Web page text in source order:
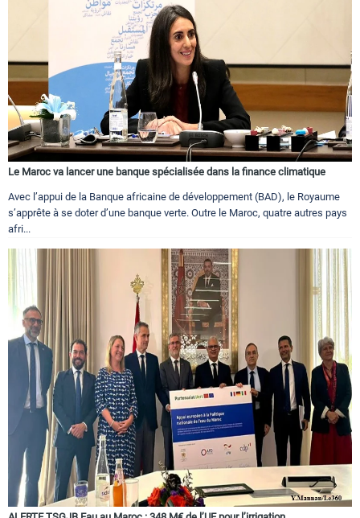
Le Maroc va lancer une banque spécialisée dans la finance climatique
Avec l’appui de la Banque africaine de développement (BAD), le Royaume
s’apprête à se doter d’une banque verte. Outre le Maroc, quatre autres pays
afri...